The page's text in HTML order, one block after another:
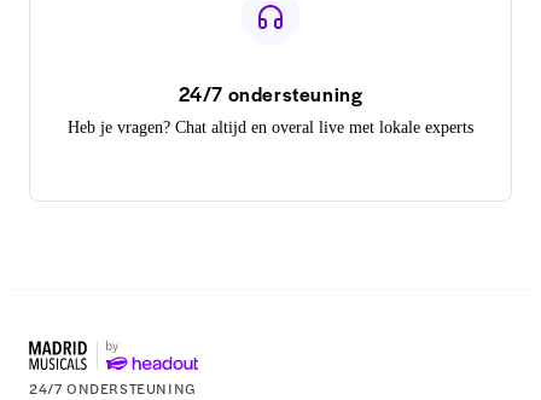
24/7 ondersteuning
Heb je vragen? Chat altijd en overal live met lokale experts
24/7 ONDERSTEUNING